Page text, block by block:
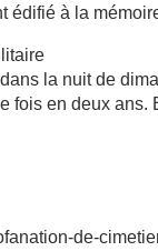
édifié à la
la nuit de
fois en deux
de-